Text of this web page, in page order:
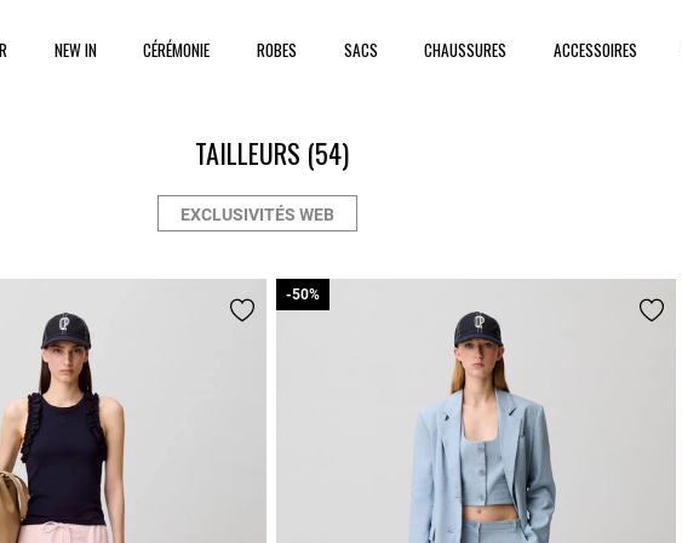
NEW IN CÉRÉMONIE ROBES SACS CHAUSSURES ACCESSOIRES
TAILLEURS (54)
EXCLUSIVITÉS WEB
-50%
-50%